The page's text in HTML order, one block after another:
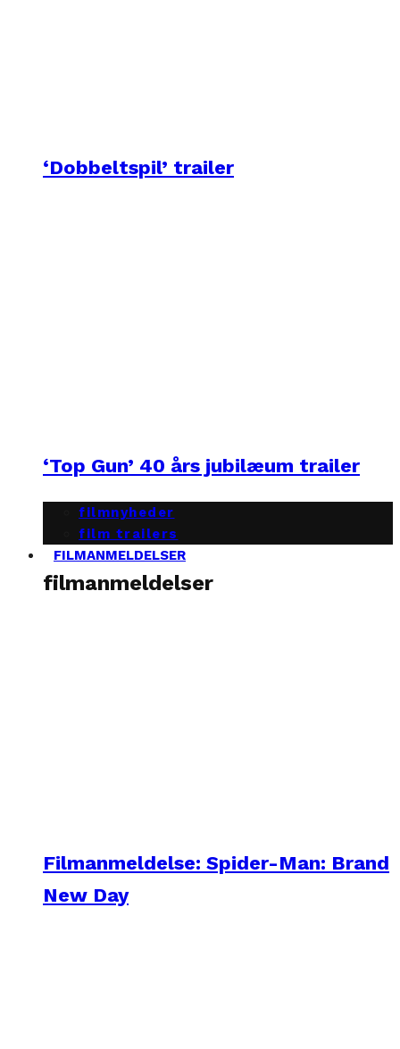
‘Dobbeltspil’ trailer
‘Top Gun’ 40 års jubilæum trailer
filmnyheder
film trailers
FILMANMELDELSER
filmanmeldelser
Filmanmeldelse: Spider-Man: Brand
New Day